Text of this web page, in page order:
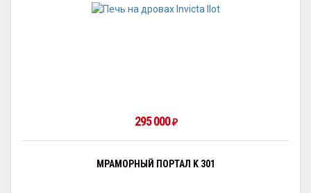
295 000 ₽
МРАМОРНЫЙ ПОРТАЛ K 301